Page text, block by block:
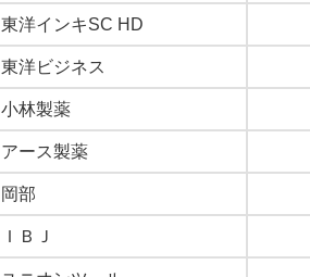
東洋インキSC HD
東洋ビジネス
小林製薬
アース製薬
岡部
ＩＢＪ